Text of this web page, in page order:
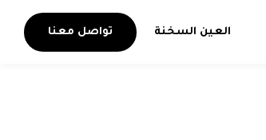
العين السخنة تواصل معنا